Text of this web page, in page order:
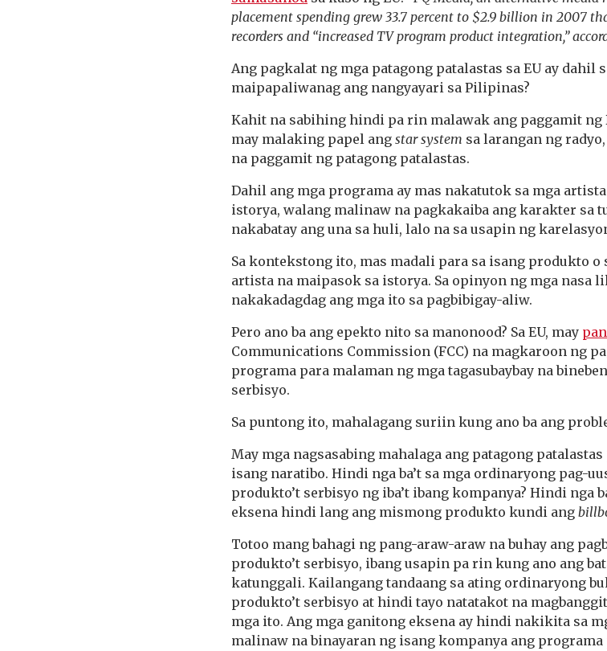
placement spending grew 33.7 percent to $2.9 billion in 2007
recorders and “increased TV program product integration,”
Ang pagkalat ng mga patagong patalastas sa EU ay dahil
maipapaliwanag ang nangyayari sa Pilipinas?
Kahit na sabihing hindi pa rin malawak ang paggamit ng
may malaking papel ang star system sa larangan ng
na paggamit ng patagong patalastas.
Dahil ang mga programa ay mas nakatutok sa mga
istorya, walang malinaw na pagkakaiba ang karakter sa
nakabatay ang una sa huli, lalo na sa usapin ng
Sa kontekstong ito, mas madali para sa isang produkto
artista na maipasok sa istorya. Sa opinyon ng mga nasa
nakakadagdag ang mga ito sa pagbibigay-aliw.
Pero ano ba ang epekto nito sa manonood? Sa EU, may
Communications Commission (FCC) na magkaroon ng
programa para malaman ng mga tagasubaybay na
serbisyo.
Sa puntong ito, mahalagang suriin kung ano ba ang
May mga nagsasabing mahalaga ang patagong
isang naratibo. Hindi nga ba’t sa mga ordinaryong pag-
produkto’t serbisyo ng iba’t ibang kompanya? Hindi nga
eksena hindi lang ang mismong produkto kundi ang
Totoo mang bahagi ng pang-araw-araw na buhay ang
produkto’t serbisyo, ibang usapin pa rin kung ano ang
katunggali. Kailangang tandaang sa ating ordinaryong
produkto’t serbisyo at hindi tayo natatakot na
mga ito. Ang mga ganitong eksena ay hindi nakikita sa
malinaw na binayaran ng isang kompanya ang